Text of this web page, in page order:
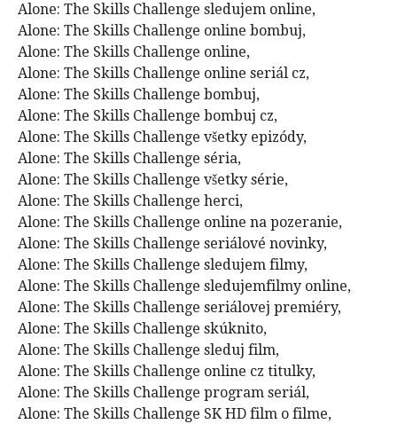
Alone: The Skills Challenge sledujem online,
Alone: The Skills Challenge online bombuj,
Alone: The Skills Challenge online,
Alone: The Skills Challenge online seriál cz,
Alone: The Skills Challenge bombuj,
Alone: The Skills Challenge bombuj cz,
Alone: The Skills Challenge všetky epizódy,
Alone: The Skills Challenge séria,
Alone: The Skills Challenge všetky série,
Alone: The Skills Challenge herci,
Alone: The Skills Challenge online na pozeranie,
Alone: The Skills Challenge seriálové novinky,
Alone: The Skills Challenge sledujem filmy,
Alone: The Skills Challenge sledujemfilmy online,
Alone: The Skills Challenge seriálovej premiéry,
Alone: The Skills Challenge skúknito,
Alone: The Skills Challenge sleduj film,
Alone: The Skills Challenge online cz titulky,
Alone: The Skills Challenge program seriál,
Alone: The Skills Challenge SK HD film o filme,